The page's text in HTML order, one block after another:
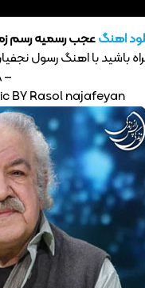
اهنگعجب رسمیه رسم
– 128
BY Rasol najafeyan